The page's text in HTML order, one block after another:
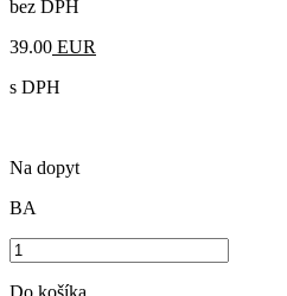
bez DPH
39.00 EUR
s DPH
Na dopyt
BA
Do košíka